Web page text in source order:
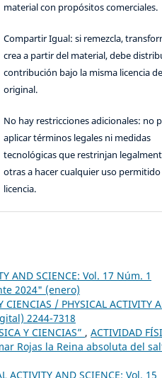
material con propósitos comerciales.
Compartir Igual: si remezcla,
crea a partir del material, debe
contribución bajo la misma licencia
original.
No hay restricciones adicionales: no
aplicar términos legales ni medidas
tecnológicas que restrinjan
otras a hacer cualquier uso
licencia.
AND SCIENCE: Vol. 17 Núm. 1
2024" (enero)
CIENCIAS / PHYSICAL ACTIVITY
2244-7318
Y CIENCIAS” , ACTIVIDAD
Rojas la Reina absoluta del
ACTIVITY AND SCIENCE: Vol. 15